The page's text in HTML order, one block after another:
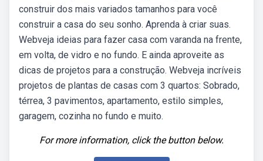
construir dos mais variados tamanhos para você
construir a casa do seu sonho. Aprenda à criar suas.
Webveja ideias para fazer casa com varanda na frente,
em volta, de vidro e no fundo. E ainda aproveite as
dicas de projetos para a construção. Webveja incríveis
projetos de plantas de casas com 3 quartos: Sobrado,
térrea, 3 pavimentos, apartamento, estilo simples,
garagem, cozinha no fundo e muito.
For more information, click the button below.